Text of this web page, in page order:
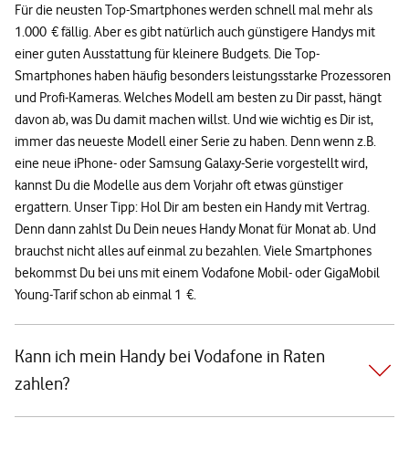
Für die neusten Top-Smartphones werden schnell mal mehr als
1.000 € fällig. Aber es gibt natürlich auch günstigere Handys mit
einer guten Ausstattung für kleinere Budgets. Die Top-
Smartphones haben häufig besonders leistungsstarke Prozessoren
und Profi-Kameras. Welches Modell am besten zu Dir passt, hängt
davon ab, was Du damit machen willst. Und wie wichtig es Dir ist,
immer das neueste Modell einer Serie zu haben. Denn wenn z.B.
eine neue iPhone- oder Samsung Galaxy-Serie vorgestellt wird,
kannst Du die Modelle aus dem Vorjahr oft etwas günstiger
ergattern. Unser Tipp: Hol Dir am besten ein Handy mit Vertrag.
Denn dann zahlst Du Dein neues Handy Monat für Monat ab. Und
brauchst nicht alles auf einmal zu bezahlen. Viele Smartphones
bekommst Du bei uns mit einem Vodafone Mobil- oder GigaMobil
Young-Tarif schon ab einmal 1 €.
Kann ich mein Handy bei Vodafone in Raten
zahlen?